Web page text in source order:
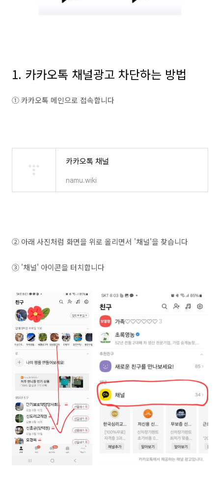
1. 카카오톡 채널광고 차단하는 방법
① 카카오톡 메인으로 접속합니다
카카오톡 채널
namu.wiki
② 아래 사진처럼 화면을 위로 올리면서 '채널'을 찾습니다
③ '채널' 아이콘을 터치합니다